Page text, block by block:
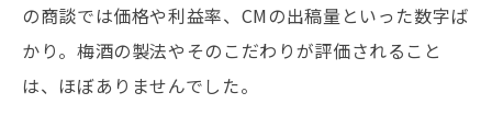
の商談では価格や利益率、CMの出稿量といった数字ば
かり。梅酒の製法やそのこだわりが評価されること
は、ほぼありませんでした。